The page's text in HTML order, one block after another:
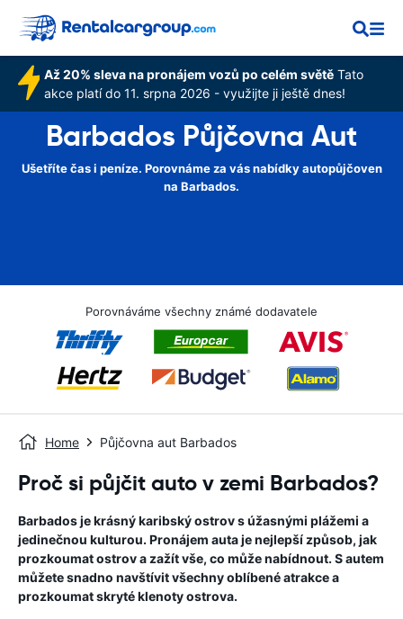
Až 20% sleva na pronájem vozů po celém světě Tato
akce platí do 11. srpna 2026 - využijte ji ještě dnes!
Barbados Půjčovna Aut
Ušetříte čas i peníze. Porovnáme za vás nabídky autopůjčoven
na Barbados.
Porovnáváme všechny známé dodavatele
Home Půjčovna aut Barbados
Proč si půjčit auto v zemi Barbados?
Barbados je krásný karibský ostrov s úžasnými plážemi a
jedinečnou kulturou. Pronájem auta je nejlepší způsob, jak
prozkoumat ostrov a zažít vše, co může nabídnout. S autem
můžete snadno navštívit všechny oblíbené atrakce a
prozkoumat skryté klenoty ostrova.